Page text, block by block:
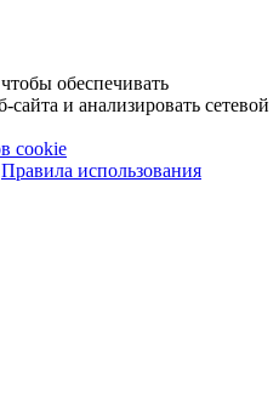
обеспечивать
и анализировать сетевой
cookie
Правила использования